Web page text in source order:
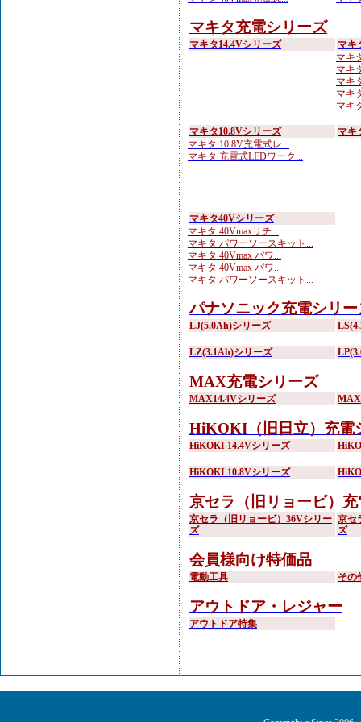
マキタ充電シリーズ
マキタ14.4Vシリーズ
マキ
マキ
マキ
マキ
マキ
マキ
マキタ10.8Vシリーズ
マキタ 10.8V充電式レ...
マキタ 充電式LEDワーク...
マキ
マキタ40Vシリーズ
マキタ 40Vmaxリチ...
マキタ パワーソースキット...
マキタ 40Vmax パワ...
マキタ 40Vmax パワ...
マキタ パワーソースキット...
パナソニック充電シリー
LJ(5.0Ah)シリーズ
LZ(3.1Ah)シリーズ
MAX充電シリーズ
MAX14.4Vシリーズ
HiKOKI（旧日立）充電
HiKOKI 14.4Vシリーズ
HiKOKI 10.8Vシリーズ
京セラ（旧リョービ）
京セラ（旧リョービ）36Vシリー
ズ
京セ
ズ
会員様向け特価品
電動工具 その
アウトドア・レジャー
アウトドア特集